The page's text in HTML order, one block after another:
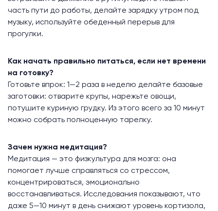
часть пути до работы, делайте зарядку утром под
музыку, используйте обеденный перерыв для
прогулки.
Как начать правильно питаться, если нет времени
на готовку?
Готовьте впрок: 1—2 раза в неделю делайте базовые
заготовки: отварите крупы, нарежьте овощи,
потушите куриную грудку. Из этого всего за 10 минут
можно собрать полноценную тарелку.
Зачем нужна медитация?
Медитация — это физкультура для мозга: она
помогает лучше справляться со стрессом,
концентрироваться, эмоционально
восстанавливаться. Исследования показывают, что
даже 5—10 минут в день снижают уровень кортизола,